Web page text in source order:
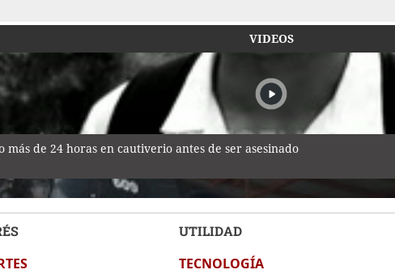
VIDEOS
más de 24 horas en cautiverio antes de ser asesinado
UTILIDAD
TECNOLOGÍA